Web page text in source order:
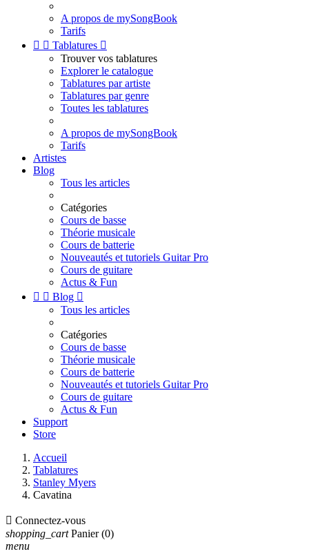
A propos de mySongBook
Tarifs
  Tablatures 
Trouver vos tablatures
Explorer le catalogue
Tablatures par artiste
Tablatures par genre
Toutes les tablatures
A propos de mySongBook
Tarifs
Artistes
Blog
Tous les articles
Catégories
Cours de basse
Théorie musicale
Cours de batterie
Nouveautés et tutoriels Guitar Pro
Cours de guitare
Actus & Fun
  Blog 
Tous les articles
Catégories
Cours de basse
Théorie musicale
Cours de batterie
Nouveautés et tutoriels Guitar Pro
Cours de guitare
Actus & Fun
Support
Store
Accueil
Tablatures
Stanley Myers
Cavatina
 Connectez-vous
shopping_cart Panier (0)
menu